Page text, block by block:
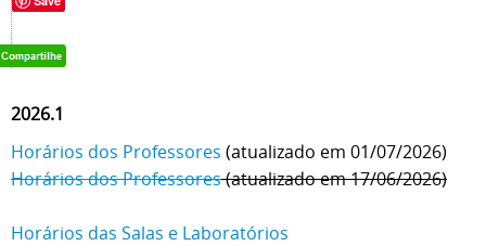
2026.1
Horários dos Professores (atualizado em 01/07/2026)
Horários dos Professores(atualizado em 17/06/2026)
Horários das Salas e Laboratórios